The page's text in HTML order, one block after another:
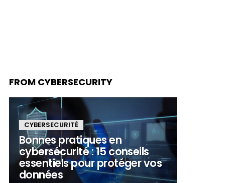
FROM CYBERSECURITY
CYBERSECURITÉ
Bonnes pratiques en
cybersécurité : 15 conseils
essentiels pour protéger vos
données